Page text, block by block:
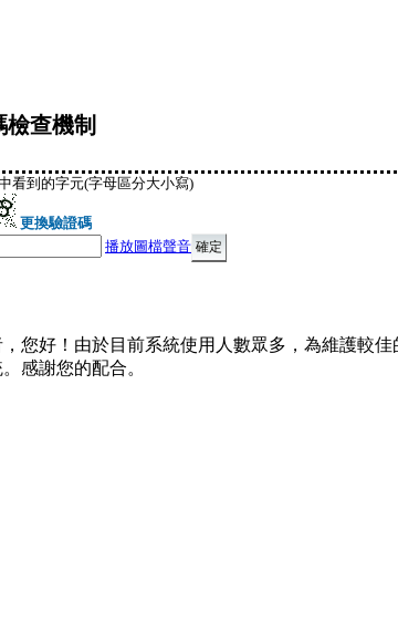
檢查機制
看到的字元(字母區分大小寫)
更換驗證碼
播放圖檔聲音
您好！由於目前系統使用人數眾多，為維護較
感謝您的配合。